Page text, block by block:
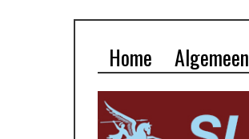
Home Algemeen